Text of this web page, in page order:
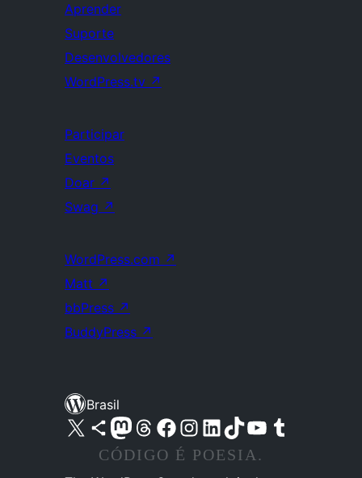
Aprender
Suporte
Desenvolvedores
WordPress.tv ↗
Participar
Eventos
Doar ↗
Swag ↗
WordPress.com ↗
Matt ↗
bbPress ↗
BuddyPress ↗
Brasil
Acessar nossa conta do X (antigo Twitter)
Acessar nossa conta do Bluesky
Acessar nossa conta do Mastodon
Acessar nossa conta do Threads
Acessar nossa página do Facebook
Acessar nossa conta do Instagram
Acessar nossa conta do LinkedIn
Acessar nossa conta do TikTok
Acessar nosso canal do YouTube
Acessar nossa conta no Tumblr
CÓDIGO É POESIA.